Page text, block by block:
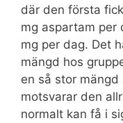
där den första
mg aspartam per
mg per dag. Det
mängd hos
en så stor
motsvarar den
normalt kan få i